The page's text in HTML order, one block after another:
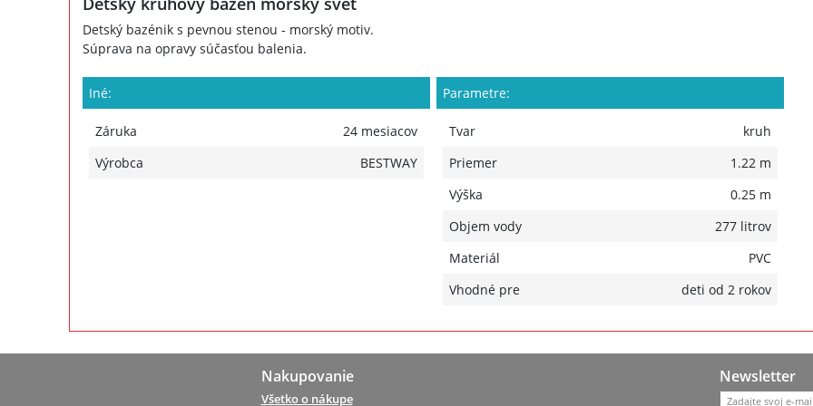
Detský bazénik s pevnou stenou - morský motiv.
Súprava na opravy súčasťou balenia.
Iné:
Záruka
24 mesiacov
Výrobca
BESTWAY
Parametre:
Tvar
kruh
Priemer
1.22 m
Výška
0.25 m
Objem vody
277 litrov
Materiál
PVC
Vhodné pre
deti od 2 rokov
Nakupovanie
Všetko o nákupe
Newsletter